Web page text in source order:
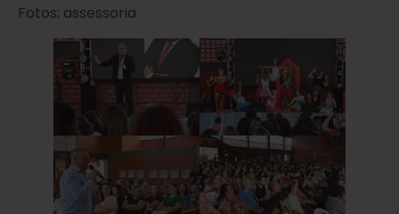
Fotos: assessoria